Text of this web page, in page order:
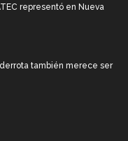
representó en Nueva
también merece ser